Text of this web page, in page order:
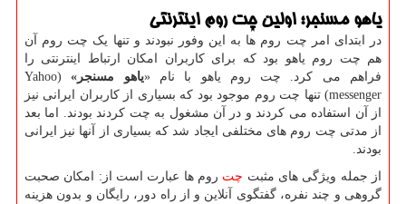
یاهو مسنجر؛ اولین چت روم اینترنتی
در ابتدای امر چت روم ها به این وفور نبودند و تنها یک چت روم آن
هم چت روم یاهو بود که برای کاربران امکان ارتباط اینترنتی را
فراهم می کرد. چت روم یاهو با نام «یاهو مسنجر»
(Yahoo
messenger)
تنها چت روم موجود بود که بسیاری از کاربران ایرانی نیز
از آن استفاده می کردند و در آن مشغول به چت کردند بودند. اما بعد
از مدتی چت روم های مختلفی ایجاد شد که بسیاری از آنها نیز ایرانی
بودند
از جمله ویژگی های مثبت چت روم ها عبارت است از: امکان صحبت
گروهی و چند نفره، گفتگوی آنلاین و از راه دور، رایگان و بدون هزینه